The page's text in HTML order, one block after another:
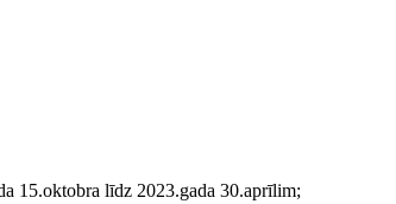
15.oktobra līdz 2023.gada 30.aprīlim;